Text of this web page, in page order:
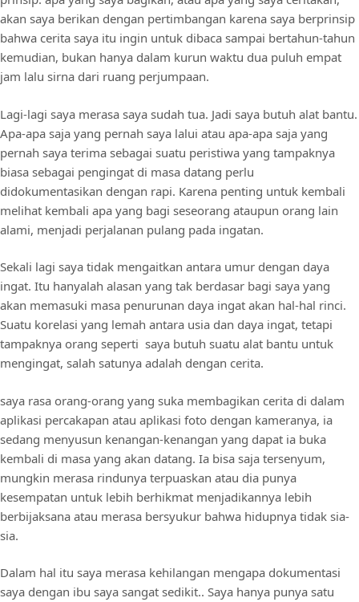
akan saya berikan dengan pertimbangan karena saya berprinsip
bahwa cerita saya itu ingin untuk dibaca sampai bertahun-tahun
kemudian, bukan hanya dalam kurun waktu dua puluh empat
jam lalu sirna dari ruang perjumpaan.
Lagi-lagi saya merasa saya sudah tua. Jadi saya butuh alat bantu.
Apa-apa saja yang pernah saya lalui atau apa-apa saja yang
pernah saya terima sebagai suatu peristiwa yang tampaknya
biasa sebagai pengingat di masa datang perlu
didokumentasikan dengan rapi. Karena penting untuk kembali
melihat kembali apa yang bagi seseorang ataupun orang lain
alami, menjadi perjalanan pulang pada ingatan.
Sekali lagi saya tidak mengaitkan antara umur dengan daya
ingat. Itu hanyalah alasan yang tak berdasar bagi saya yang
akan memasuki masa penurunan daya ingat akan hal-hal rinci.
Suatu korelasi yang lemah antara usia dan daya ingat, tetapi
tampaknya orang seperti saya butuh suatu alat bantu untuk
mengingat, salah satunya adalah dengan cerita.
saya rasa orang-orang yang suka membagikan cerita di dalam
aplikasi percakapan atau aplikasi foto dengan kameranya, ia
sedang menyusun kenangan-kenangan yang dapat ia buka
kembali di masa yang akan datang. Ia bisa saja tersenyum,
mungkin merasa rindunya terpuaskan atau dia punya
kesempatan untuk lebih berhikmat menjadikannya lebih
berbijaksana atau merasa bersyukur bahwa hidupnya tidak sia-
sia.
Dalam hal itu saya merasa kehilangan mengapa dokumentasi
saya dengan ibu saya sangat sedikit.. Saya hanya punya satu